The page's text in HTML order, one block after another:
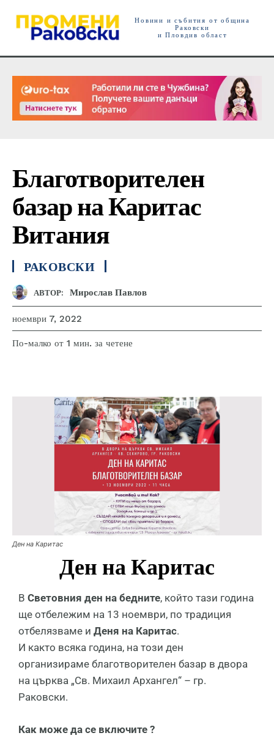
Новини и събития от община
Раковски
и Пловдив област
Благотворителен
базар на Каритас
Витания
РАКОВСКИ
АВТОР: Мирослав Павлов
ноември 7, 2022
По-малко от 1 мин. за четене
Ден на Каритас
Ден на Каритас
В Световния ден на бедните, който тази година
ще отбележим на 13 ноември, по традиция
отбелязваме и Деня на Каритас.
И както всяка година, на този ден
организираме благотворителен базар в двора
на църква „Св. Михаил Архангел“ – гр.
Раковски.
Как може да се включите ?